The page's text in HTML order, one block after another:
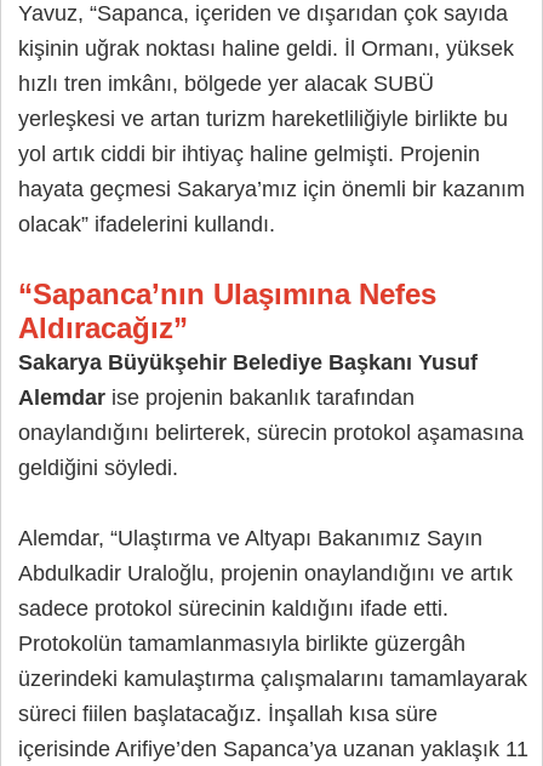
Yavuz, “Sapanca, içeriden ve dışarıdan çok sayıda
kişinin uğrak noktası haline geldi. İl Ormanı, yüksek
hızlı tren imkânı, bölgede yer alacak SUBÜ
yerleşkesi ve artan turizm hareketliliğiyle birlikte bu
yol artık ciddi bir ihtiyaç haline gelmişti. Projenin
hayata geçmesi Sakarya’mız için önemli bir kazanım
olacak” ifadelerini kullandı.
“Sapanca’nın Ulaşımına Nefes
Aldıracağız”
Sakarya Büyükşehir Belediye Başkanı Yusuf
Alemdar ise projenin bakanlık tarafından
onaylandığını belirterek, sürecin protokol aşamasına
geldiğini söyledi.
Alemdar, “Ulaştırma ve Altyapı Bakanımız Sayın
Abdulkadir Uraloğlu, projenin onaylandığını ve artık
sadece protokol sürecinin kaldığını ifade etti.
Protokolün tamamlanmasıyla birlikte güzergâh
üzerindeki kamulaştırma çalışmalarını tamamlayarak
süreci fiilen başlatacağız. İnşallah kısa süre
içerisinde Arifiye’den Sapanca’ya uzanan yaklaşık 11